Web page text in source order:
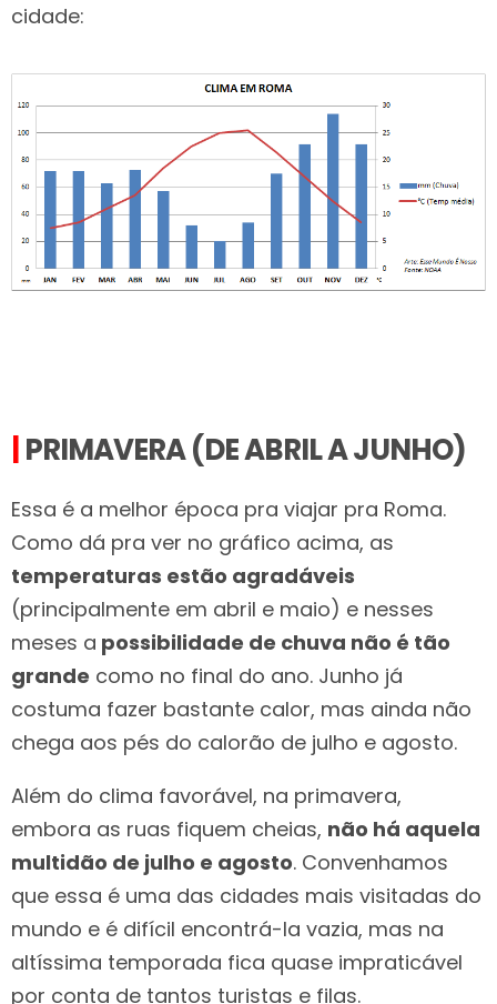
cidade:
|PRIMAVERA (DE ABRIL A JUNHO)
Essa é a melhor época pra viajar pra Roma.
Como dá pra ver no gráfico acima, as
temperaturas estão agradáveis
(principalmente em abril e maio) e nesses
meses a possibilidade de chuva não é tão
grande como no final do ano. Junho já
costuma fazer bastante calor, mas ainda não
chega aos pés do calorão de julho e agosto.
Além do clima favorável, na primavera,
embora as ruas fiquem cheias, não há aquela
multidão de julho e agosto. Convenhamos
que essa é uma das cidades mais visitadas do
mundo e é difícil encontrá-la vazia, mas na
altíssima temporada fica quase impraticável
por conta de tantos turistas e filas.